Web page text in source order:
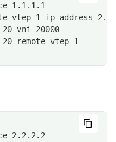
1.1.1.1
vtep 1 ip-address
vni 20000
remote-vtep 1
2.2.2.2